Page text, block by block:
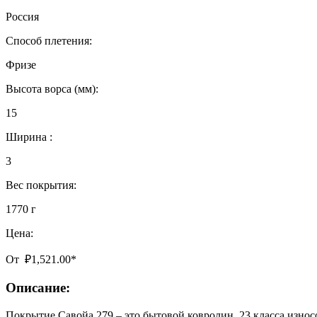
Россия
Способ плетения:
Фризе
Высота ворса (мм):
15
Ширина :
3
Вес покрытия:
1770 г
Цена:
От ₽1,521.00*
Описание: